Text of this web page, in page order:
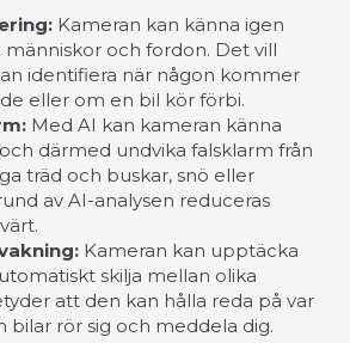
Kameran kan känna igen
och fordon. Det vill
identifiera när någon kommer
eller om en bil kör förbi.
Med AI kan kameran känna
därmed undvika falsklarm från
träd och buskar, snö eller
av AI-analysen reduceras
Kameran kan upptäcka
skilja mellan olika
att den kan hålla reda på var
bilar rör sig och meddela dig.